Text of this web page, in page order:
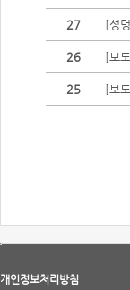
27 [성
26 [보
25 [보
개인정보처리방침